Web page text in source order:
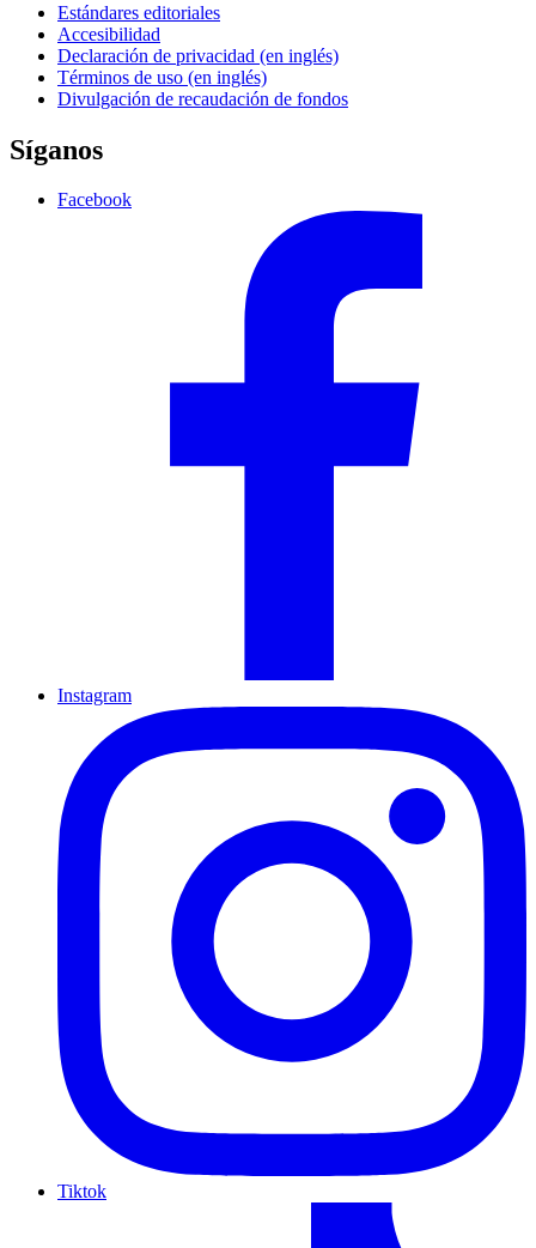
Estándares editoriales
Accesibilidad
Declaración de privacidad (en inglés)
Términos de uso (en inglés)
Divulgación de recaudación de fondos
Síganos
Facebook
Instagram
Tiktok